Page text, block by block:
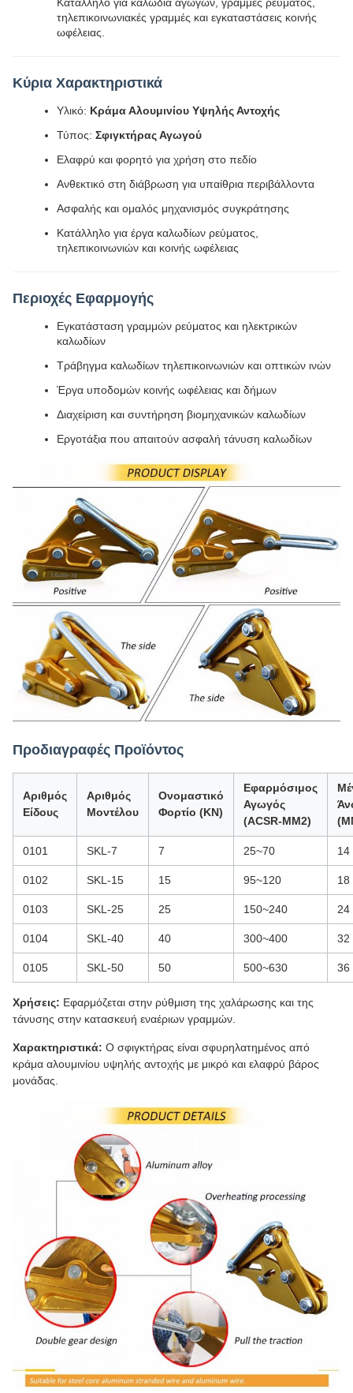
τηλεπικοινωνιακές γραμμές και εγκαταστάσεις κοινής
ωφέλειας.
Κύρια Χαρακτηριστικά
Υλικό: Κράμα Αλουμινίου Υψηλής Αντοχής
Τύπος: Σφιγκτήρας Αγωγού
Ελαφρύ και φορητό για χρήση στο πεδίο
Ανθεκτικό στη διάβρωση για υπαίθρια περιβάλλοντα
Ασφαλής και ομαλός μηχανισμός συγκράτησης
Κατάλληλο για έργα καλωδίων ρεύματος,
τηλεπικοινωνιών και κοινής ωφέλειας
Περιοχές Εφαρμογής
Εγκατάσταση γραμμών ρεύματος και ηλεκτρικών
καλωδίων
Τράβηγμα καλωδίων τηλεπικοινωνιών και οπτικών ινών
Έργα υποδομών κοινής ωφέλειας και δήμων
Διαχείριση και συντήρηση βιομηχανικών καλωδίων
Εργοτάξια που απαιτούν ασφαλή τάνυση καλωδίων
Προδιαγραφές Προϊόντος
Αριθμός
Είδους
Αριθμός
Μοντέλου
Ονομαστικό
Φορτίο (KN)
Εφαρμόσιμος
Αγωγός
(ACSR-MM2)
0101 SKL-7 7 25~70 14
0102 SKL-15 15 95~120 18
0103 SKL-25 25 150~240 24
0104 SKL-40 40 300~400 32
0105 SKL-50 50 500~630 36
Χρήσεις: Εφαρμόζεται στην ρύθμιση της χαλάρωσης και της
τάνυσης στην κατασκευή εναέριων γραμμών.
Χαρακτηριστικά: Ο σφιγκτήρας είναι σφυρηλατημένος από
κράμα αλουμινίου υψηλής αντοχής με μικρό και ελαφρύ βάρος
μονάδας.